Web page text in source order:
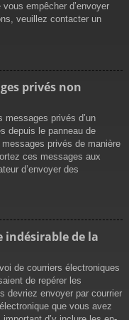
empêcher d’envoyer
veuillez contacter un
privés non
messages privés d’un
depuis le panneau de
privés de manière
ces messages aux
d’envoyer des
indésirable de la
de courriers électroniques
de repérer les
devriez envoyer par courrier
que vous avez